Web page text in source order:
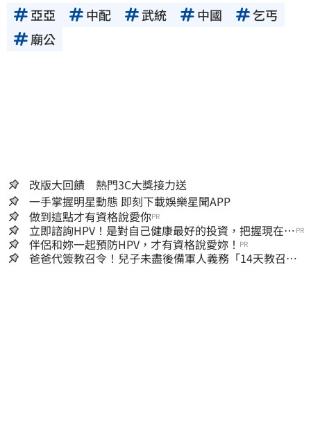
亞亞 中配 武統 中國
乞丐
廟公
改版大回饋 熱門3C大獎接力送
一手掌握明星動態 即刻下載娛樂星聞APP
做到這點才有資格說愛你PR
立即諮詢HPV！是對自己健康最好的投資，把握現在不
嫌晚！
PR
伴侶和妳一起預防HPV，才有資格說愛妳！ PR
爸爸代簽教召令！兒子未盡後備軍人義務「14天教召不